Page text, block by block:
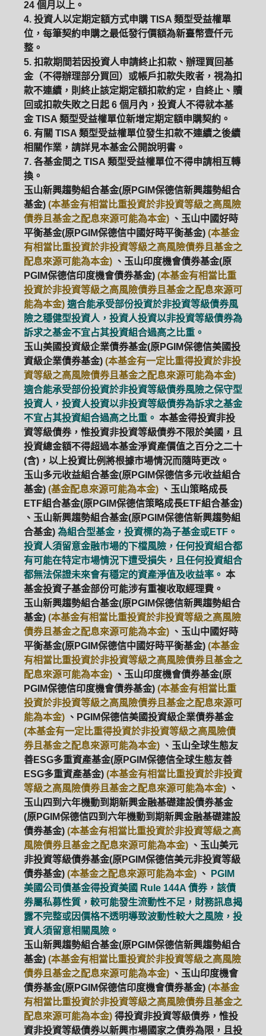
ETF 中國好時平衡 壽星優惠
基金申購 策略成長 拉丁美洲
大中華
24 個月以上。
4. 投資人以定期定額方式申購 TISA 類型受益權單
位，每筆契約申購之最低發行價額為新臺幣壹仟元
整。
5. 扣款期間若因投資人申請終止扣款、辦理買回基
金（不得辦理部分買回）或帳戶扣款失敗者，視為扣
款不連續，則終止該定期定額扣款約定，自終止、贖
回或扣款失敗之日起 6 個月內，投資人不得就本基
金 TISA 類型受益權單位新增定期定額申購契約。
6. 有關 TISA 類型受益權單位發生扣款不連續之後續
相關作業，請詳見本基金公開說明書。
7. 各基金間之 TISA 類型受益權單位不得申請相互轉
換。
玉山新興趨勢組合基金(原PGIM保德信新興趨勢組合
基金) (本基金有相當比重投資於非投資等級之高風險
債券且基金之配息來源可能為本金) 、玉山中國好時
平衡基金(原PGIM保德信中國好時平衡基金) (本基金
有相當比重投資於非投資等級之高風險債券且基金之
配息來源可能為本金) 、玉山印度機會債券基金(原
PGIM保德信印度機會債券基金) (本基金有相當比重
投資於非投資等級之高風險債券且基金之配息來源可
能為本金) 適合能承受部份投資於非投資等級債券風
險之穩健型投資人，投資人投資以非投資等級債券為
訴求之基金不宜占其投資組合過高之比重。
玉山美國投資級企業債券基金(原PGIM保德信美國投
資級企業債券基金) (本基金有一定比重得投資於非投
資等級之高風險債券且基金之配息來源可能為本金)
適合能承受部份投資於非投資等級債券風險之保守型
投資人，投資人投資以非投資等級債券為訴求之基金
不宜占其投資組合過高之比重。 本基金得投資非投
資等級債券，惟投資非投資等級債券不限於美國，且
投資總金額不得超過本基金淨資產價值之百分之二十
(含)，以上投資比例將根據市場情況而隨時更改。
玉山多元收益組合基金(原PGIM保德信多元收益組合
基金) (基金配息來源可能為本金) 、玉山策略成長
ETF組合基金(原PGIM保德信策略成長ETF組合基金)
、玉山新興趨勢組合基金(原PGIM保德信新興趨勢組
合基金) 為組合型基金，投資標的為子基金或ETF。
投資人須留意金融市場的下檔風險，任何投資組合都
有可能在特定市場情況下遭受損失，且任何投資組合
都無法保證未來會有穩定的資產淨值及收益率。 本
基金投資子基金部份可能涉有重複收取經理費。
玉山新興趨勢組合基金(原PGIM保德信新興趨勢組合
基金) (本基金有相當比重投資於非投資等級之高風險
債券且基金之配息來源可能為本金) 、玉山中國好時
平衡基金(原PGIM保德信中國好時平衡基金) (本基金
有相當比重投資於非投資等級之高風險債券且基金之
配息來源可能為本金) 、玉山印度機會債券基金(原
PGIM保德信印度機會債券基金) (本基金有相當比重
投資於非投資等級之高風險債券且基金之配息來源可
能為本金) 、PGIM保德信美國投資級企業債券基金
(本基金有一定比重得投資於非投資等級之高風險債
券且基金之配息來源可能為本金) 、玉山全球生態友
善ESG多重資產基金(原PGIM保德信全球生態友善
ESG多重資產基金) (本基金有相當比重投資於非投資
等級之高風險債券且基金之配息來源可能為本金) 、
玉山四到六年機動到期新興金融基礎建設債券基金
(原PGIM保德信四到六年機動到期新興金融基礎建設
債券基金) (本基金有相當比重投資於非投資等級之高
風險債券且基金之配息來源可能為本金) 、玉山美元
非投資等級債券基金(原PGIM保德信美元非投資等級
債券基金) (本基金之配息來源可能為本金) 、
PGIM
美國公司債基金得投資美國 Rule 144A 債券，該債
券屬私募性質，較可能發生流動性不足，財務訊息揭
露不完整或因價格不透明導致波動性較大之風險，投
資人須留意相關風險。
玉山新興趨勢組合基金(原PGIM保德信新興趨勢組合
基金) (本基金有相當比重投資於非投資等級之高風險
債券且基金之配息來源可能為本金) 、玉山印度機會
債券基金(原PGIM保德信印度機會債券基金) (本基金
有相當比重投資於非投資等級之高風險債券且基金之
配息來源可能為本金) 得投資非投資等級債券，惟投
資非投資等級債券以新興市場國家之債券為限，且投